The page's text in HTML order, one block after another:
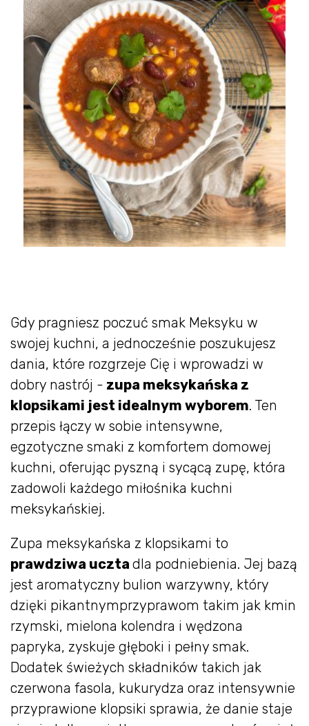
Gdy pragniesz poczuć smak Meksyku w
swojej kuchni, a jednocześnie poszukujesz
dania, które rozgrzeje Cię i wprowadzi w
dobry nastrój - zupa meksykańska z
klopsikami jest idealnym wyborem. Ten
przepis łączy w sobie intensywne,
egzotyczne smaki z komfortem domowej
kuchni, oferując pyszną i sycącą zupę, która
zadowoli każdego miłośnika kuchni
meksykańskiej.
Zupa meksykańska z klopsikami to
prawdziwa uczta dla podniebienia. Jej bazą
jest aromatyczny bulion warzywny, który
dzięki pikantnymprzyprawom takim jak kmin
rzymski, mielona kolendra i wędzona
papryka, zyskuje głęboki i pełny smak.
Dodatek świeżych składników takich jak
czerwona fasola, kukurydza oraz intensywnie
przyprawione klopsiki sprawia, że danie staje